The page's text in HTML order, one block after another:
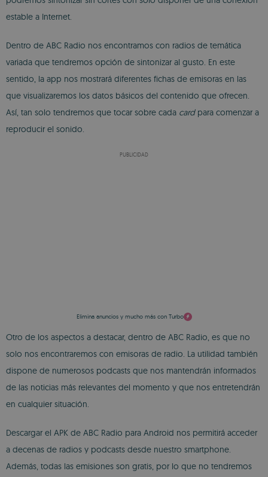
estable a Internet.
Dentro de ABC Radio nos encontramos con radios de temática
variada que tendremos opción de sintonizar al gusto. En este
sentido, la app nos mostrará diferentes fichas de emisoras en las
que visualizaremos los datos básicos del contenido que ofrecen.
Así, tan solo tendremos que tocar sobre cada cardpara comenzar a
reproducir el sonido.
PUBLICIDAD
Elimina anuncios y mucho más con Turbo
Otro de los aspectos a destacar, dentro de ABC Radio, es que no
solo nos encontraremos con emisoras de radio. La utilidad también
dispone de numerosos podcasts que nos mantendrán informados
de las noticias más relevantes del momento y que nos entretendrán
en cualquier situación.
Descargar el APK de ABC Radio para Android nos permitirá acceder
a decenas de radios y podcasts desde nuestro smartphone.
Además, todas las emisiones son gratis, por lo que no tendremos